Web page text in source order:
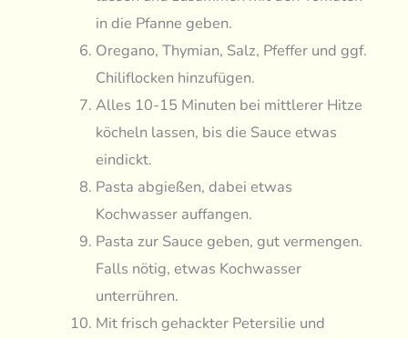
in die Pfanne geben.
Oregano, Thymian, Salz, Pfeffer und ggf.
Chiliflocken hinzufügen.
Alles 10-15 Minuten bei mittlerer Hitze
köcheln lassen, bis die Sauce etwas
eindickt.
Pasta abgießen, dabei etwas
Kochwasser auffangen.
Pasta zur Sauce geben, gut vermengen.
Falls nötig, etwas Kochwasser
unterrühren.
Mit frisch gehackter Petersilie und